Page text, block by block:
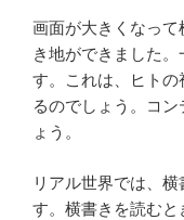
画面が大きくなっ
き地ができました
す。これは、ヒト
るのでしょう。コ
ょう。
リアル世界では、
す。横書きを読む